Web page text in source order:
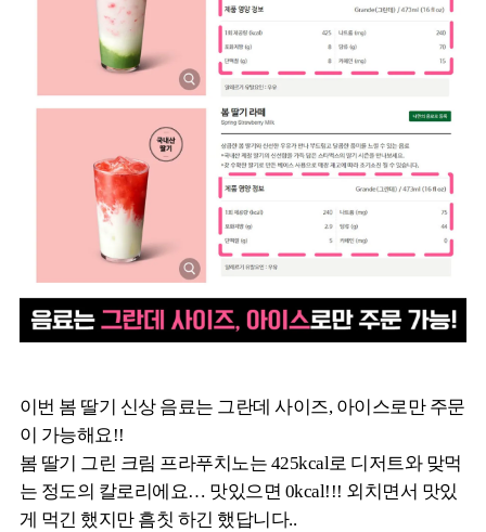
이번 봄 딸기 신상 음료는 그란데 사이즈, 아이스로만 주문
이 가능해요!!
봄 딸기 그린 크림 프라푸치노는 425kcal로 디저트와 맞먹
는 정도의 칼로리에요… 맛있으면 0kcal!!! 외치면서 맛있
게 먹긴 했지만 흠칫 하긴 했답니다..